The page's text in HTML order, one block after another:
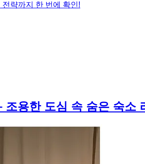
략까지 한 번에 확인!
용한 도심 속 숨은 숙소